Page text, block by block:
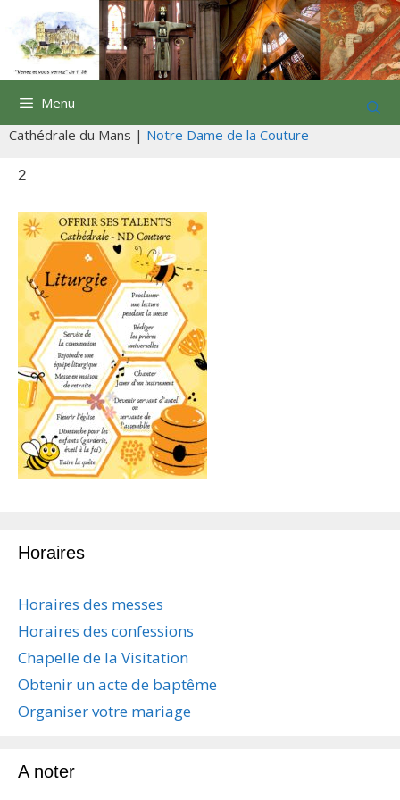
contenu
Menu
Cathédrale du Mans | Notre Dame de la Couture
2
Horaires
Horaires des messes
Horaires des confessions
Chapelle de la Visitation
Obtenir un acte de baptême
Organiser votre mariage
A noter